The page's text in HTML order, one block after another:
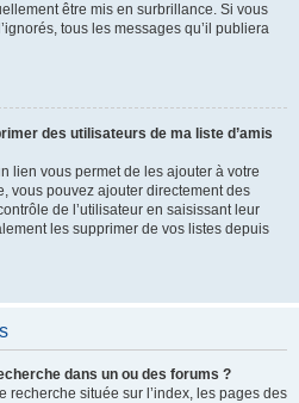
être mis en surbrillance. Si vous
tous les messages qu’il publiera
des utilisateurs de ma liste d’amis
lien vous permet de les ajouter à votre
vous pouvez ajouter directement des
de l’utilisateur en saisissant leur
les supprimer de vos listes depuis
dans un ou des forums ?
recherche située sur l’index, les pages des